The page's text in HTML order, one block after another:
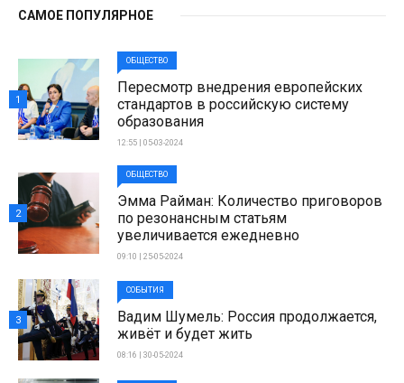
САМОЕ ПОПУЛЯРНОЕ
ОБЩЕСТВО
Пересмотр внедрения европейских
стандартов в российскую систему
образования
12:55 | 05-03-2024
1
ОБЩЕСТВО
Эмма Райман: Количество приговоров
по резонансным статьям
увеличивается ежедневно
09:10 | 25-05-2024
2
СОБЫТИЯ
Вадим Шумель: Россия продолжается,
живёт и будет жить
08:16 | 30-05-2024
3